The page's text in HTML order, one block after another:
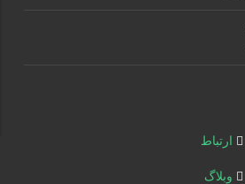
ارتباط
وبلاگ